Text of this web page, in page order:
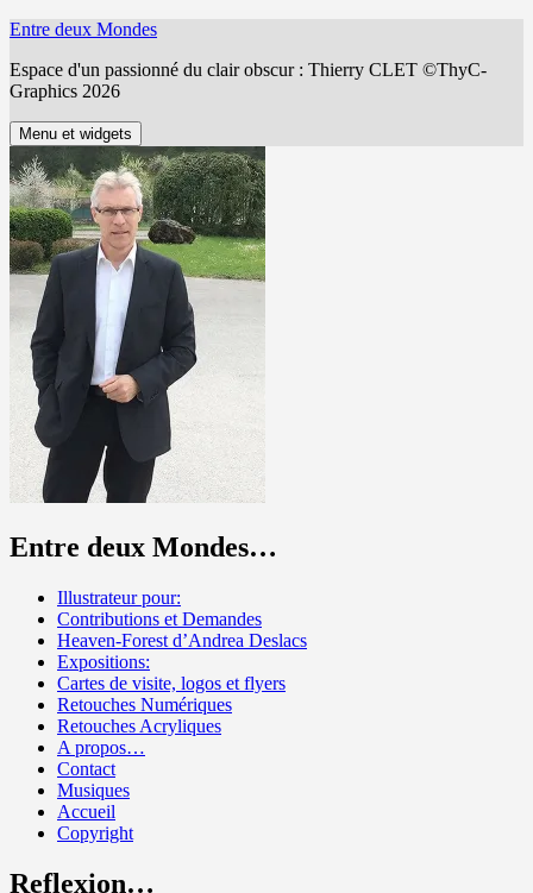
Aller
contenu
Entre deux Mondes
Espace d'un passionné du clair obscur : Thierry CLET ©ThyC-
Graphics 2026
Menu et widgets
Entre deux Mondes…
Illustrateur pour:
Contributions et Demandes
Heaven-Forest d’Andrea Deslacs
Expositions:
Cartes de visite, logos et flyers
Retouches Numériques
Retouches Acryliques
A propos…
Contact
Musiques
Accueil
Copyright
Reflexion…